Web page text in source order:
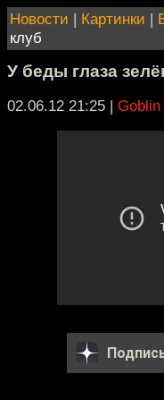
Новости | Картинки |
клуб
У беды глаза
02.06.12 21:25 | Goblin